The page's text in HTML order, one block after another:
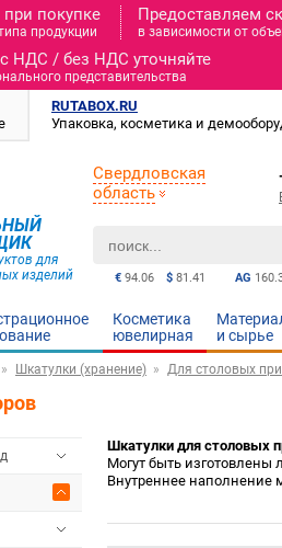
покупке
продукции
Предоставляем
в зависимости от
НДС / без НДС уточняйте
представительства
RUTABOX.RU
Упаковка, косметика и
для
изделий
AG
€ 94.06 $ 81.41
Свердловская
область
Косметика
ювелирная
и cырье
Шкатулки (хранение) Для столовых
Шкатулки для столовых
Могут быть изготовлены
Внутреннее